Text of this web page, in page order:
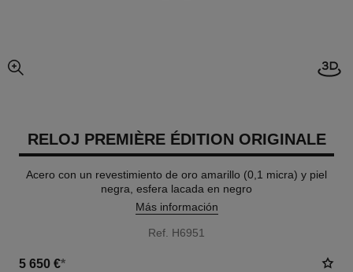
imagen agrandada
RELOJ PREMIÈRE ÉDITION ORIGINALE
Acero con un revestimiento de oro amarillo (0,1 micra) y piel
negra, esfera lacada en negro
Más información
Ref. H6951
5 650 €*